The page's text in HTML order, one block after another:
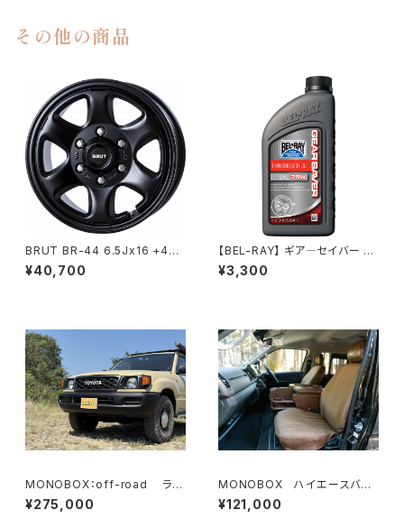
その他の商品
BRUT BR-44 6.5Jx16 +48
6H139.7 or +53 5H114.3
Military Black - Milky Whit
¥40,700
【BEL-RAY】 ギア―セイバー モ
ーターサイクル トランスミッショ
ン オイル 【ベルレイ】 GEAR SA
¥3,300
MONOBOX：off-road ラン
クル100用丸目ライトキット
¥275,000
MONOBOX ハイエースバン
用1,2列目シートカバーセット
バリエーション4種類
¥121,000